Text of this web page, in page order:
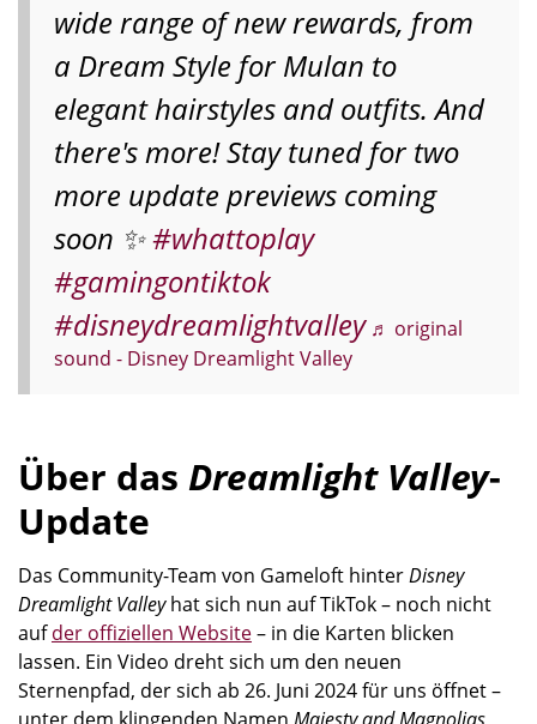
wide range of new rewards, from
a Dream Style for Mulan to
elegant hairstyles and outfits. And
there's more! Stay tuned for two
more update previews coming
soon ✨#whattoplay
#gamingontiktok
#disneydreamlightvalley ♬ original
sound - Disney Dreamlight Valley
Über das Dreamlight Valley-
Update
Das Community-Team von Gameloft hinterDisney
Dreamlight Valleyhat sich nun auf TikTok – noch nicht
aufder offiziellen Website– in die Karten blicken
lassen. Ein Video dreht sich um den neuen
Sternenpfad, der sich ab 26. Juni 2024 für uns öffnet –